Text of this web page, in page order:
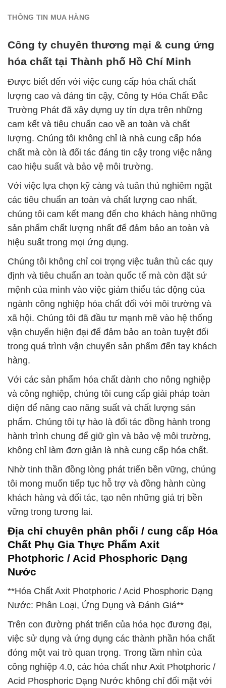
THÔNG TIN MUA HÀNG
Công ty chuyên thương mại & cung ứng
hóa chất tại Thành phố Hồ Chí Minh
Được biết đến với việc cung cấp hóa chất chất
lượng cao và đáng tin cậy, Công ty Hóa Chất Đắc
Trường Phát đã xây dựng uy tín dựa trên những
cam kết và tiêu chuẩn cao về an toàn và chất
lượng. Chúng tôi không chỉ là nhà cung cấp hóa
chất mà còn là đối tác đáng tin cậy trong việc nâng
cao hiệu suất và bảo vệ môi trường.
Với việc lựa chọn kỹ càng và tuân thủ nghiêm ngặt
các tiêu chuẩn an toàn và chất lượng cao nhất,
chúng tôi cam kết mang đến cho khách hàng những
sản phẩm chất lượng nhất để đảm bảo an toàn và
hiệu suất trong mọi ứng dụng.
Chúng tôi không chỉ coi trọng việc tuân thủ các quy
định và tiêu chuẩn an toàn quốc tế mà còn đặt sứ
mệnh của mình vào việc giảm thiểu tác động của
ngành công nghiệp hóa chất đối với môi trường và
xã hội. Chúng tôi đã đầu tư mạnh mẽ vào hệ thống
vận chuyển hiện đại để đảm bảo an toàn tuyệt đối
trong quá trình vận chuyển sản phẩm đến tay khách
hàng.
Với các sản phẩm hóa chất dành cho nông nghiệp
và công nghiệp, chúng tôi cung cấp giải pháp toàn
diện để nâng cao năng suất và chất lượng sản
phẩm. Chúng tôi tự hào là đối tác đồng hành trong
hành trình chung để giữ gìn và bảo vệ môi trường,
không chỉ làm đơn giản là nhà cung cấp hóa chất.
Nhờ tinh thần đồng lòng phát triển bền vững, chúng
tôi mong muốn tiếp tục hỗ trợ và đồng hành cùng
khách hàng và đối tác, tạo nên những giá trị bền
vững trong tương lai.
Địa chỉ chuyên phân phối / cung cấp Hóa
Chất Phụ Gia Thực Phẩm Axit
Photphoric / Acid Phosphoric Dạng
Nước
**Hóa Chất Axit Photphoric / Acid Phosphoric Dạng
Nước: Phân Loại, Ứng Dụng và Đánh Giá**
Trên con đường phát triển của hóa học đương đại,
việc sử dụng và ứng dụng các thành phần hóa chất
đóng một vai trò quan trọng. Trong tầm nhìn của
công nghiệp 4.0, các hóa chất như Axit Photphoric /
Acid Phosphoric Dạng Nước không chỉ đối mặt với